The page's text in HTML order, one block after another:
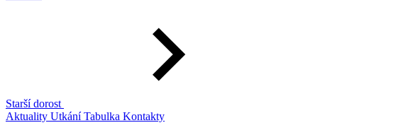
Starší dorost
Aktuality UtkáníTabulka Kontakty